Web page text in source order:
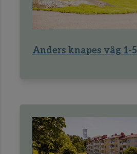
Anders knapes väg 1-5